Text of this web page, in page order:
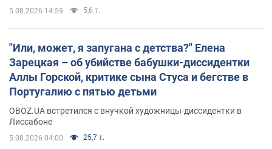
5.08.2026 14:59 5,6 т.
"Или, может, я запугана с детства?" Елена
Зарецкая – об убийстве бабушки-диссидентки
Аллы Горской, критике сына Стуса и бегстве в
Португалию с пятью детьми
OBOZ.UA встретился с внучкой художницы-диссидентки в
Лиссабоне
5.08.2026 04:00 25,7 т.